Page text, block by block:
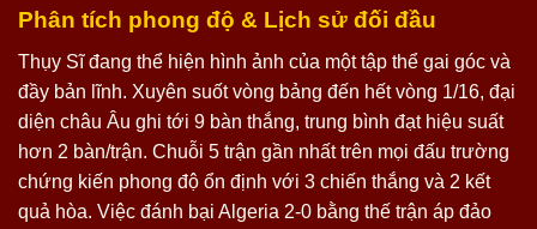
Phân tích phong độ & Lịch sử đối đầu
Thụy Sĩ đang thể hiện hình ảnh của một tập thể gai góc và
đầy bản lĩnh. Xuyên suốt vòng bảng đến hết vòng 1/16, đại
diện châu Âu ghi tới 9 bàn thắng, trung bình đạt hiệu suất
hơn 2 bàn/trận. Chuỗi 5 trận gần nhất trên mọi đấu trường
chứng kiến phong độ ổn định với 3 chiến thắng và 2 kết
quả hòa. Việc đánh bại Algeria 2-0 bằng thế trận áp đảo